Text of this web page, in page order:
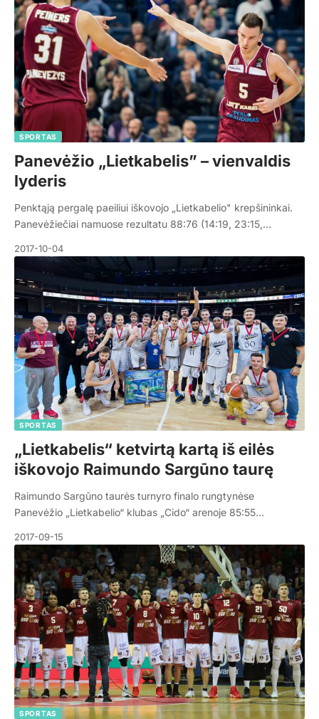
SPORTAS
Panevėžio „Lietkabelis” – vienvaldis
lyderis
Penktąją pergalę paeiliui iškovojo „Lietkabelio" krepšininkai.
Panevėžiečiai namuose rezultatu 88:76 (14:19, 23:15,…
2017-10-04
SPORTAS
„Lietkabelis“ ketvirtą kartą iš eilės
iškovojo Raimundo Sargūno taurę
Raimundo Sargūno taurės turnyro finalo rungtynėse
Panevėžio „Lietkabelio“ klubas „Cido“ arenoje 85:55…
2017-09-15
SPORTAS